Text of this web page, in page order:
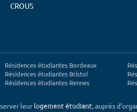
CROUS
Résidences étudiantes Bordeaux
Résidences étudiantes Bristol
Résidences étudiantes Rennes
leurlogement étudiant, auprès